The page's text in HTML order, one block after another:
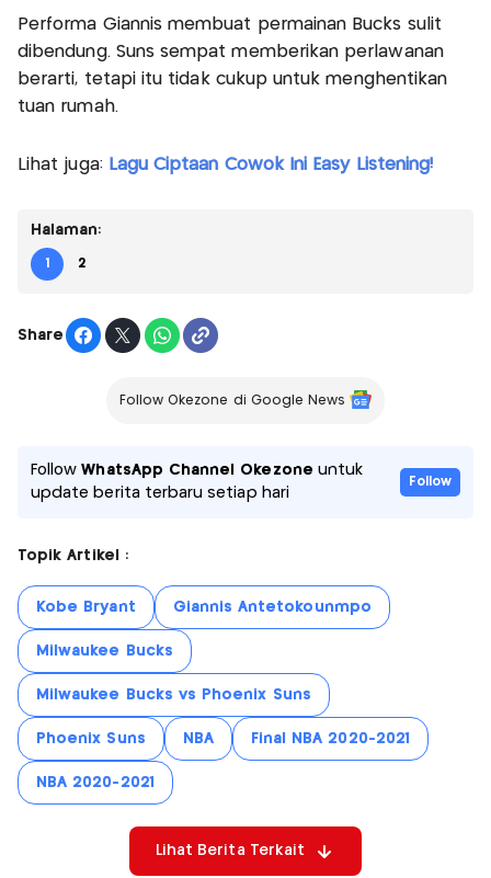
Performa Giannis membuat permainan Bucks sulit
dibendung. Suns sempat memberikan perlawanan
berarti, tetapi itu tidak cukup untuk menghentikan
tuan rumah.
Lihat juga: Lagu Ciptaan Cowok Ini Easy Listening!
Halaman:
1 2
Share
Follow Okezone di Google News
FollowWhatsApp Channel Okezone untuk
update berita terbaru setiap hari
Follow
Topik Artikel :
Kobe Bryant Giannis Antetokounmpo
Milwaukee Bucks
Milwaukee Bucks vs Phoenix Suns
Phoenix Suns NBA Final NBA 2020-2021
NBA 2020-2021
Lihat Berita Terkait